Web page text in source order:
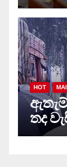
HOT
තද